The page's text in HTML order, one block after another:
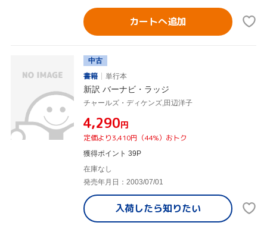
カートへ追加
中古
書籍
単行本
新訳 バーナビ・ラッジ
チャールズ・ディケンズ,田辺洋子
¥4,290円
定価より3,410円（44%）おトク
獲得ポイント 39P
在庫なし
発売年月日：2003/07/01
入荷したら知りたい